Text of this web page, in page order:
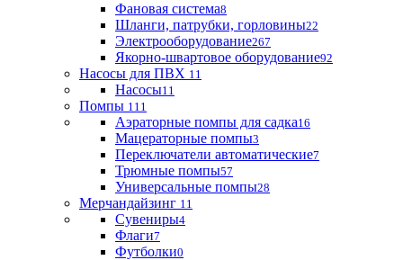
Фановая система8
Шланги, патрубки, горловины22
Электрооборудование267
Якорно-швартовое оборудование92
Насосы для ПВХ 11
Насосы11
Помпы 111
Аэраторные помпы для садка16
Мацераторные помпы3
Переключатели автоматические7
Трюмные помпы57
Универсальные помпы28
Мерчандайзинг 11
Сувениры4
Флаги7
Футболки0